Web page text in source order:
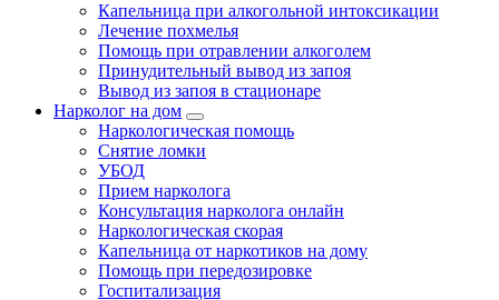
Капельница при алкогольной интоксикации
Лечение похмелья
Помощь при отравлении алкоголем
Принудительный вывод из запоя
Вывод из запоя в стационаре
Нарколог на дом
Наркологическая помощь
Снятие ломки
УБОД
Прием нарколога
Консультация нарколога онлайн
Наркологическая скорая
Капельница от наркотиков на дому
Помощь при передозировке
Госпитализация